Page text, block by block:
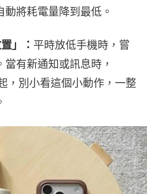
將耗電量降到最低。
」： 平時放低手機時，嘗
有新通知或訊息時，
，別小看這個小動作，一整